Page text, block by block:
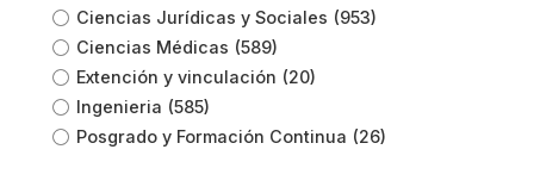
Ciencias Jurídicas y Sociales (953)
Ciencias Médicas (589)
Extención y vinculación (20)
Ingenieria (585)
Posgrado y Formación Continua (26)